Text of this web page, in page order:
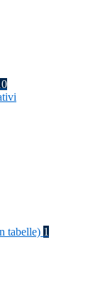
tabelle) 1